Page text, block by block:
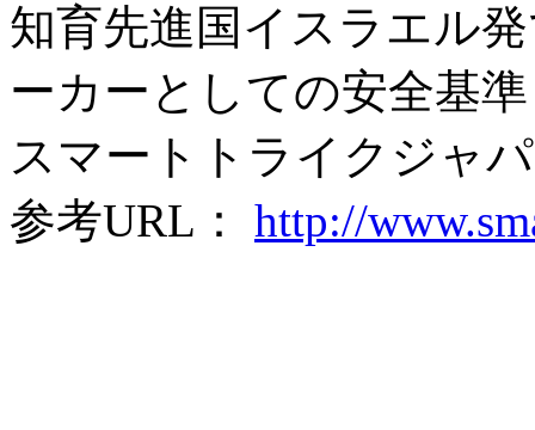
知育先進国イスラエル
ーカーとしての安全基
スマートトライクジャ
参考URL： http://